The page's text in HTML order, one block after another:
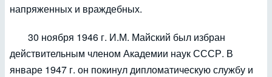
напряженных и враждебных.
30 ноября 1946 г. И.М. Майский был избран
действительным членом Академии наук СССР. В
январе 1947 г. он покинул дипломатическую службу и